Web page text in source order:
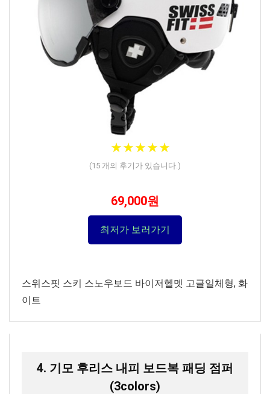
★★★★★
★★★★★
(15 개의 후기가 있습니다.)
69,000원
최저가 보러가기
스위스핏 스키 스노우보드 바이저헬멧 고글일체형, 화
이트
4. 기모 후리스 내피 보드복 패딩 점퍼
(3colors)